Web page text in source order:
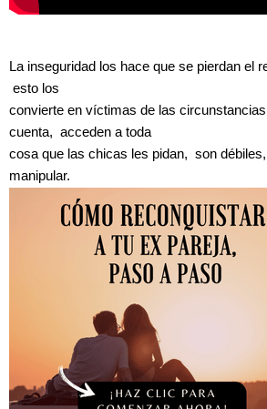
La inseguridad los hace que se pierdan el
esto los
convierte en víctimas de las
cuenta, acceden a toda
cosa que las chicas les pidan, son
manipular.